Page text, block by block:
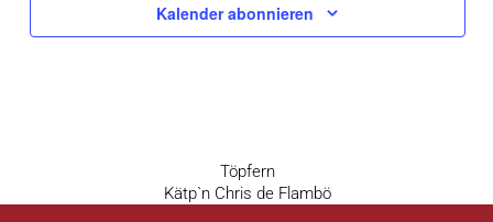
Kalender abonnieren
BeitragsnavigationVorheriger
Beitrag
Töpfern
Nächster
Kätp`n Chris de Flambö